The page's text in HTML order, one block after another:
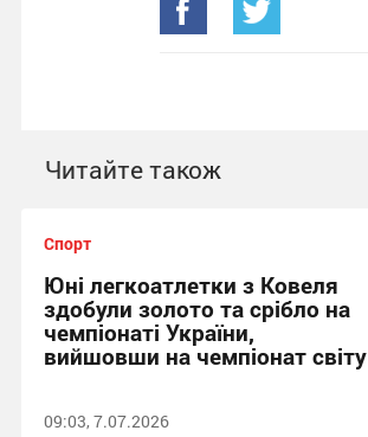
Читайте також
Спорт
Юні легкоатлетки з Ковеля
здобули золото та срібло на
чемпіонаті України,
вийшовши на чемпіонат світу
09:03, 7.07.2026